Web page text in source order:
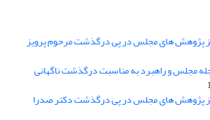
پژوهش های مجلس در پی درگذشت مرحوم پرویز
مجلس و راهبرد به مناسبت درگذشت ناگهانی
پژوهش های مجلس در پی درگذشت دکتر صدرا